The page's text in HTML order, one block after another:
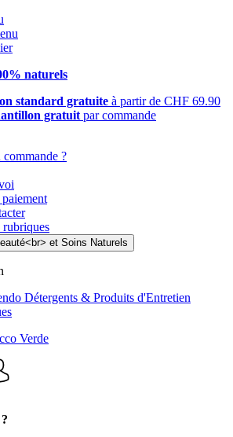
naturels
standard gratuite à partir de CHF 69.90
gratuit par commande
commande ?
rubriques
Détergents & Produits d'Entretien